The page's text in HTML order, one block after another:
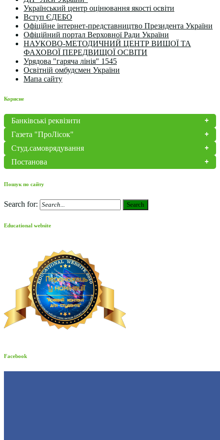
Український центр оцінювання якості освіти
Вступ ЄДЕБО
Офіційне інтернет-представництво Президента України
Офіційний портал Верховної Ради України
НАУКОВО-МЕТОДИЧНИЙ ЦЕНТР ВИЩОЇ ТА
ФАХОВОЇ ПЕРЕДВИЩОЇ ОСВІТИ
Урядова "гаряча лінія" 1545
Освітній омбудсмен України
Мапа сайту
Корисне
Банківські реквізити
Газета "ПроЛісок"
Студ.самоврядування
Постанова
Пошук по сайту
Search for: Search
Educational website
Facebook